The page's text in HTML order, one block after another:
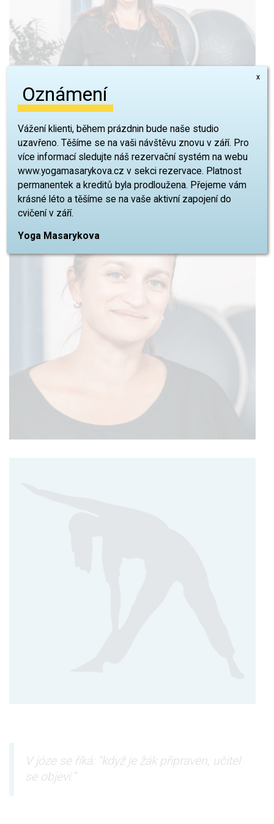
V józe se říká: “když je žák připraven, učitel
se objeví.”
Oznámení
Vážení klienti, během prázdnin bude naše studio
uzavřeno. Těšíme se na vaši návštěvu znovu v září. Pro
více informací sledujte náš rezervační systém na webu
www.yogamasarykova.cz v sekci rezervace. Platnost
permanentek a kreditů byla prodloužena. Přejeme vám
krásné léto a těšíme se na vaše aktivní zapojení do
cvičení v září.
Yoga Masarykova
x